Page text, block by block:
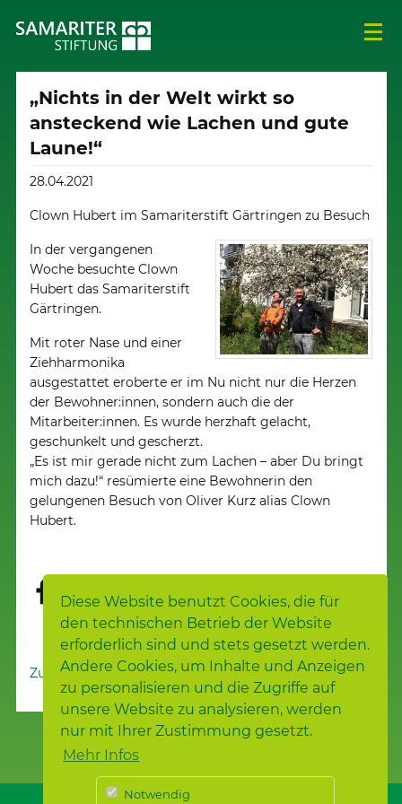
Diese Website benutzt Cookies, die für
den technischen Betrieb der Website
erforderlich sind und stets gesetzt werden.
Andere Cookies, um Inhalte und Anzeigen
zu personalisieren und die Zugriffe auf
unsere Website zu analysieren, werden
nur mit Ihrer Zustimmung gesetzt.
Mehr Infos
Notwendig
„Nichts in der Welt wirkt so
ansteckend wie Lachen und gute
Laune!“
28.04.2021
Clown Hubert im Samariterstift Gärtringen zu Besuch
In der vergangenen
Woche besuchte Clown
Hubert das Samariterstift
Gärtringen.
Mit roter Nase und einer
Ziehharmonika
ausgestattet eroberte er im Nu nicht nur die Herzen
der Bewohner:innen, sondern auch die der
Mitarbeiter:innen. Es wurde herzhaft gelacht,
geschunkelt und gescherzt.
„Es ist mir gerade nicht zum Lachen – aber Du bringt
mich dazu!“ resümierte eine Bewohnerin den
gelungenen Besuch von Oliver Kurz alias Clown
Hubert.
Zur Nachrichtenübersicht